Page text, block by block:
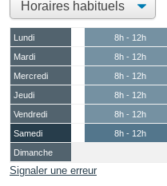
Lundi 8h - 12h
Mardi
8h - 12h
Mercredi
8h - 12h
Jeudi
8h - 12h
Vendredi
8h - 12h
Samedi
8h - 12h
Dimanche
Signaler une erreur